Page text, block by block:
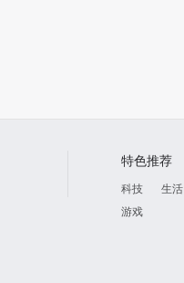
特色推荐
科技 生活
游戏